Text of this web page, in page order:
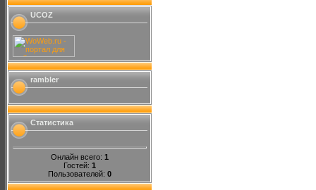
UCOZ
rambler
Статистика
Онлайн всего: 1
Гостей: 1
Пользователей: 0